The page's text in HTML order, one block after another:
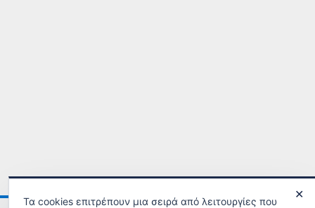
✕
Τα cookies επιτρέπουν μια σειρά από λειτουργίες που